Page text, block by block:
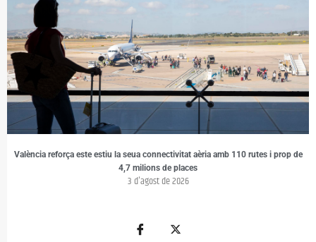
València reforça este estiu la seua connectivitat aèria amb 110 rutes i prop de
4,7 milions de places
3 d'agost de 2026